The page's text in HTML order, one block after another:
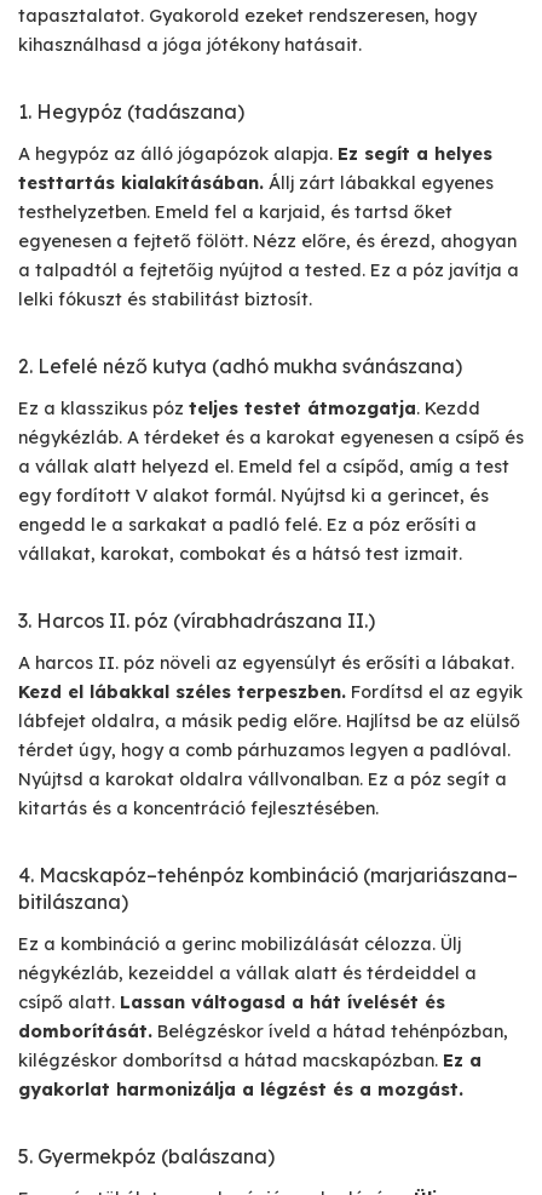
tapasztalatot. Gyakorold ezeket rendszeresen, hogy
kihasználhasd a jóga jótékony hatásait.
1. Hegypóz (tadászana)
A hegypóz az álló jógapózok alapja. Ez segít a helyes
testtartás kialakításában. Állj zárt lábakkal egyenes
testhelyzetben. Emeld fel a karjaid, és tartsd őket
egyenesen a fejtető fölött. Nézz előre, és érezd, ahogyan
a talpadtól a fejtetőig nyújtod a tested. Ez a póz javítja a
lelki fókuszt és stabilitást biztosít.
2. Lefelé néző kutya (adhó mukha svánászana)
Ez a klasszikus póz teljes testet átmozgatja. Kezdd
négykézláb. A térdeket és a karokat egyenesen a csípő és
a vállak alatt helyezd el. Emeld fel a csípőd, amíg a test
egy fordított V alakot formál. Nyújtsd ki a gerincet, és
engedd le a sarkakat a padló felé. Ez a póz erősíti a
vállakat, karokat, combokat és a hátsó test izmait.
3. Harcos II. póz (vírabhadrászana II.)
A harcos II. póz növeli az egyensúlyt és erősíti a lábakat.
Kezd el lábakkal széles terpeszben. Fordítsd el az egyik
lábfejet oldalra, a másik pedig előre. Hajlítsd be az elülső
térdet úgy, hogy a comb párhuzamos legyen a padlóval.
Nyújtsd a karokat oldalra vállvonalban. Ez a póz segít a
kitartás és a koncentráció fejlesztésében.
4. Macskapóz–tehénpóz kombináció (marjariászana–
bitilászana)
Ez a kombináció a gerinc mobilizálását célozza. Ülj
négykézláb, kezeiddel a vállak alatt és térdeiddel a
csípő alatt. Lassan váltogasd a hát ívelését és
domborítását. Belégzéskor íveld a hátad tehénpózban,
kilégzéskor domborítsd a hátad macskapózban. Ez a
gyakorlat harmonizálja a légzést és a mozgást.
5. Gyermekpóz (balászana)